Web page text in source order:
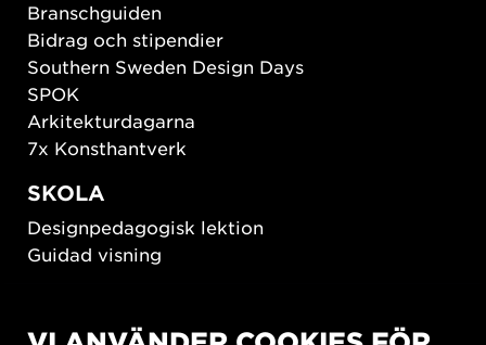
Branschguiden
Bidrag och stipendier
Southern Sweden Design Days
SPOK
Arkitekturdagarna
7x Konsthantverk
SKOLA
Designpedagogisk lektion
Guidad visning